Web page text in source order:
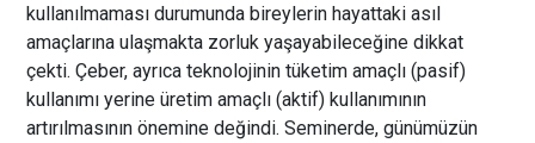
kullanılmaması durumunda bireylerin hayattaki asıl
amaçlarına ulaşmakta zorluk yaşayabileceğine dikkat
çekti. Çeber, ayrıca teknolojinin tüketim amaçlı (pasif)
kullanımı yerine üretim amaçlı (aktif) kullanımının
artırılmasının önemine değindi. Seminerde, günümüzün